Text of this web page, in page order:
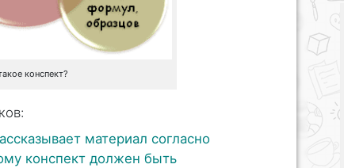
конспект?
материал согласно
конспект должен быть